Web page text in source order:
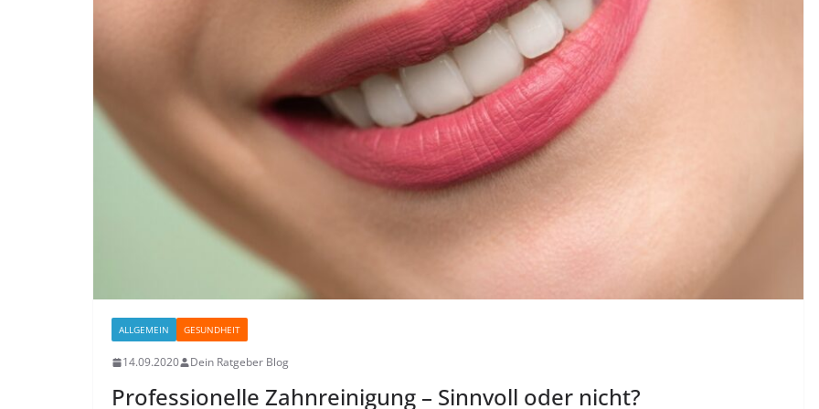
ALLGEMEIN GESUNDHEIT
14.09.2020 Dein Ratgeber Blog
Professionelle Zahnreinigung – Sinnvoll oder nicht?
aufbewahren
27.07.2026 Derablo
clever Geld verdienen
06.08.2026